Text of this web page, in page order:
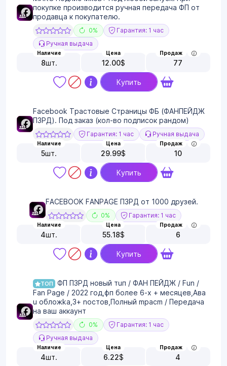
покупке производится ручная передача ФП от
продавца к покупателю.
0%
Гарантия: 1 час
Ручная выдача
Наличие
8шт.
Цена
12.00$
Продаж
77
Купить
Facebook Трастовые Страницы ФБ (ФАНПЕЙДЖ
ПЗРД). Под заказ (кол-во подписок рандом)
Гарантия: 1 час Ручная выдача
Наличие
5шт.
Цена
29.99$
Продаж
10
Купить
FACEBOOK FANPAGE ПЗРД от 1000 друзей.
0% Гарантия: 1 час
Наличие
4шт.
Цена
55.18$
Продаж
6
Купить
ТОП
ФП ПЗРД нoвый тuп / ФАН ПЕЙДЖ / Fun /
Fan Page / 2022 гoд,фп бoлee 6-x + мecяцeв,Авa
u oбложkа,3+ nоcтoв,Полный mpacm / Передача
на ваш аккаунт
0%
Гарантия: 1 час
Ручная выдача
Наличие
4шт.
Цена
6.22$
Продаж
4